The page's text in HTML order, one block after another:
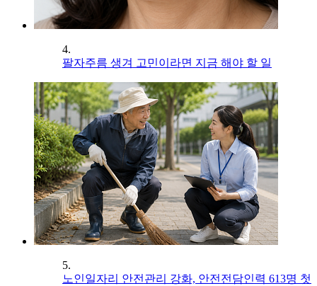
4.
팔자주름 생겨 고민이라면 지금 해야 할 일
5.
노인일자리 안전관리 강화, 안전전담인력 613명 첫